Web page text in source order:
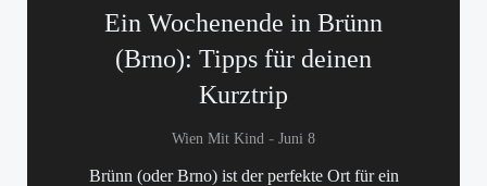
Ein Wochenende in Brünn
(Brno): Tipps für deinen
Kurztrip
Wien Mit Kind - Juni 8
Brünn (oder Brno) ist der perfekte Ort für ein